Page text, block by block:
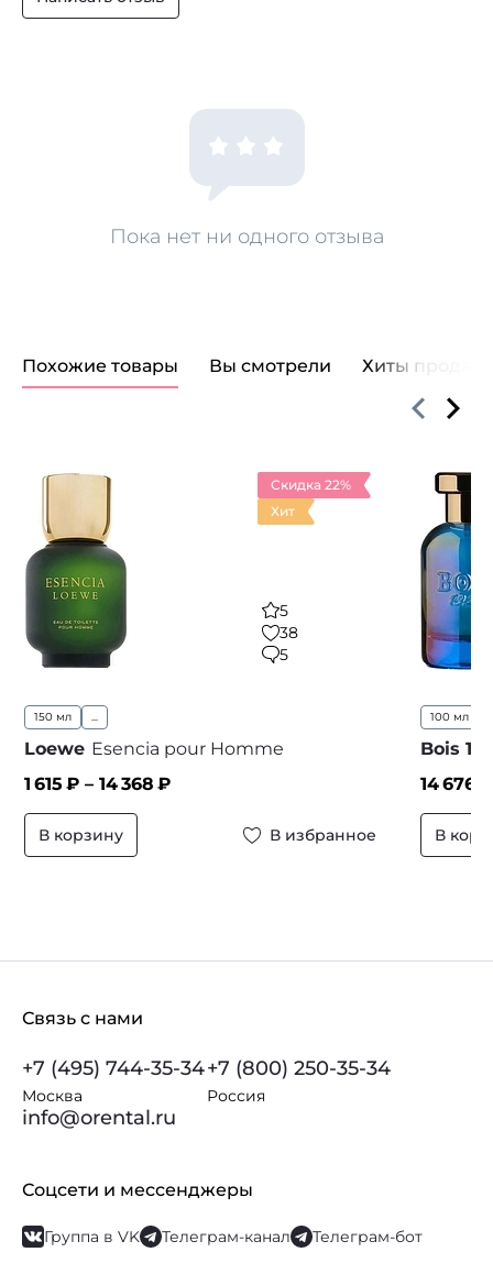
Пока нет ни одного отзыва
Похожие товары Вы смотрели Хиты продаж
Скидка 22%
Хит
5
38
5
150 мл ...
Loewe Esencia pour Homme
1 615 ₽ – 14 368 ₽
В корзину В избранное
100 мл
Bois
14 676
В
Связь с нами
+7 (495) 744-35-34
Москва
+7 (800) 250-35-34
Россия
info@orental.ru
Соцсети и мессенджеры
Группа в VK Телеграм-канал Телеграм-бот